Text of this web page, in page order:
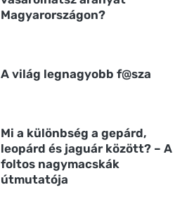
Magyarországon?
A világ legnagyobb f@sza
Mi a különbség a gepárd,
leopárd és jaguár között? – A
foltos nagymacskák
útmutatója